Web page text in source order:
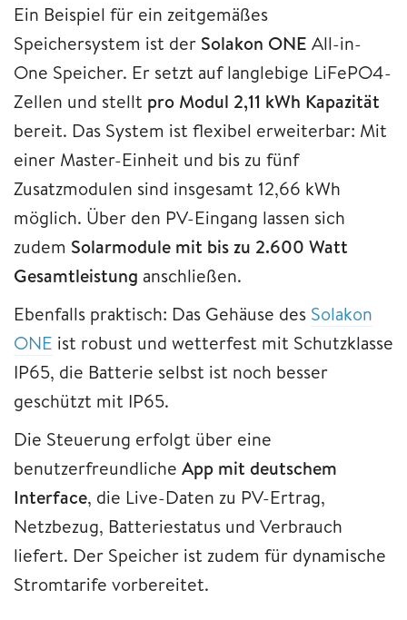
Ein Beispiel für ein zeitgemäßes
Speichersystem ist der Solakon ONE All-in-
One Speicher. Er setzt auf langlebige LiFePO4-
Zellen und stellt pro Modul 2,11 kWh Kapazität
bereit. Das System ist flexibel erweiterbar: Mit
einer Master-Einheit und bis zu fünf
Zusatzmodulen sind insgesamt 12,66 kWh
möglich. Über den PV-Eingang lassen sich
zudem Solarmodule mit bis zu 2.600 Watt
Gesamtleistung anschließen.
Ebenfalls praktisch: Das Gehäuse des Solakon
ONE ist robust und wetterfest mit Schutzklasse
IP65, die Batterie selbst ist noch besser
geschützt mit IP65.
Die Steuerung erfolgt über eine
benutzerfreundliche App mit deutschem
Interface, die Live-Daten zu PV-Ertrag,
Netzbezug, Batteriestatus und Verbrauch
liefert. Der Speicher ist zudem für dynamische
Stromtarife vorbereitet.